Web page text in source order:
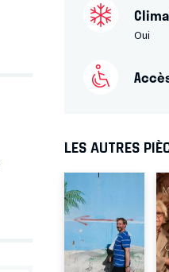
Oui
LES AUTRES